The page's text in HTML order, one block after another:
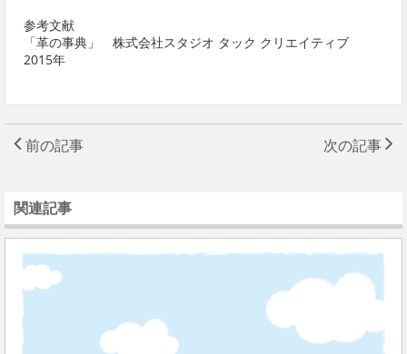
参考文献
「革の事典」 株式会社スタジオ タック クリエイティブ
2015年
前の記事 次の記事
関連記事